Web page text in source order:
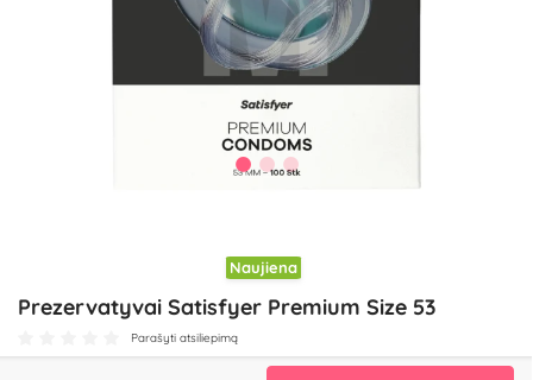
Naujiena
Prezervatyvai Satisfyer Premium Size 53
Parašyti atsiliepimą